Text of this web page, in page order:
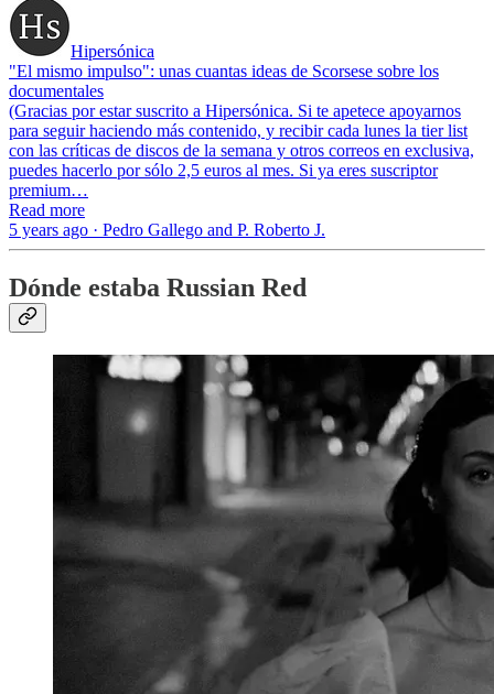
Hipersónica
"El mismo impulso": unas cuantas ideas de Scorsese sobre los
documentales
(Gracias por estar suscrito a Hipersónica. Si te apetece apoyarnos
para seguir haciendo más contenido, y recibir cada lunes la tier list
con las críticas de discos de la semana y otros correos en exclusiva,
puedes hacerlo por sólo 2,5 euros al mes. Si ya eres suscriptor
premium…
Read more
5 years ago · Pedro Gallego and P. Roberto J.
Dónde estaba Russian Red